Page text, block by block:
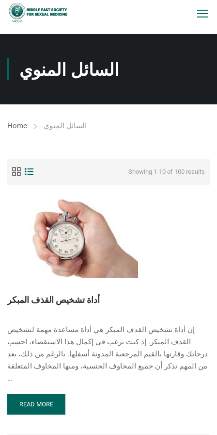
السائل المنوي
Home السائل المنوي
Showing 1-10 of 100 results
أداة تشخيص القذف المبكر
إن أداة تشخيص القذف المبكر هي أداة مساعدة مهمة لتشخيص
القذف المبكر. إذ كنت ترغب في إكمال هذا الاستقصاء، احسب
درجاتك وقارنها بالقيم المرجعية المدونة أسفلها. بالرغم من ذلك، يعد
من المهم تذكر أن جميع المخاوف الجنسية، ومنها المخاوف المتعلقة
…
READ
MORE
READ MORE